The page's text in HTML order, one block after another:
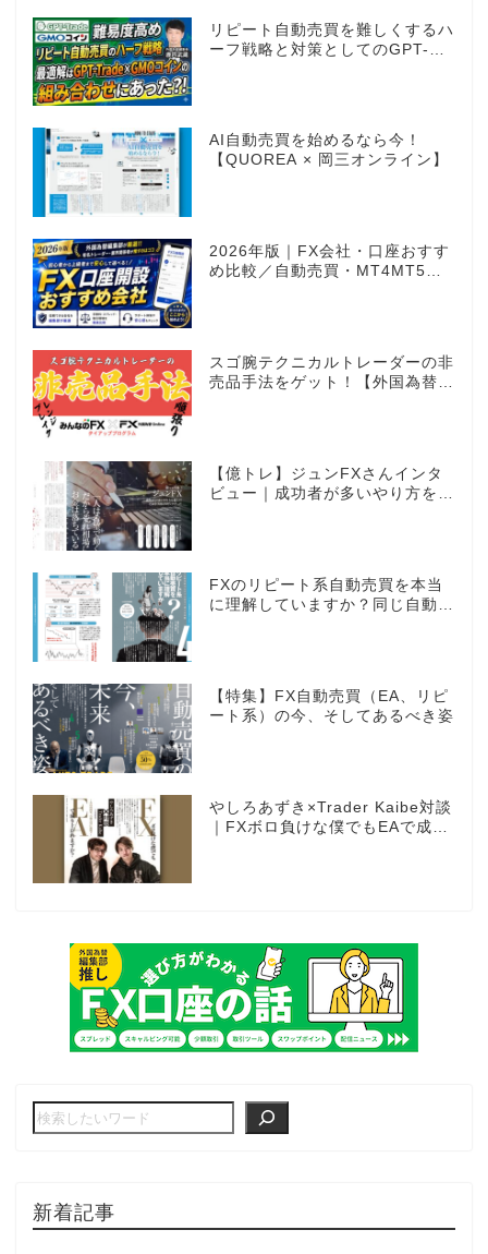
リピート自動売買を難しくするハ
ーフ戦略と対策としてのGPT-
AI自動売買を始めるなら今！
【QUOREA × 岡三オンライン】
2026年版｜FX会社・口座おすす
め比較／自動売買・MT4MT5対
スゴ腕テクニカルトレーダーの非
売品手法をゲット！【外国為替×
【億トレ】ジュンFXさんインタ
ビュー｜成功者が多いやり方を選
FXのリピート系自動売買を本当
に理解していますか？同じ自動売
【特集】FX自動売買（EA、リピ
ート系）の今、そしてあるべき姿
やしろあずき×Trader Kaibe対談
｜FXボロ負けな僕でもEAで成り
新着記事